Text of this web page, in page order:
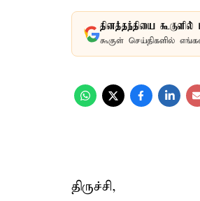
தினத்தந்தியை கூகுளில்
கூகுள் செய்திகளில்
திருச்சி,